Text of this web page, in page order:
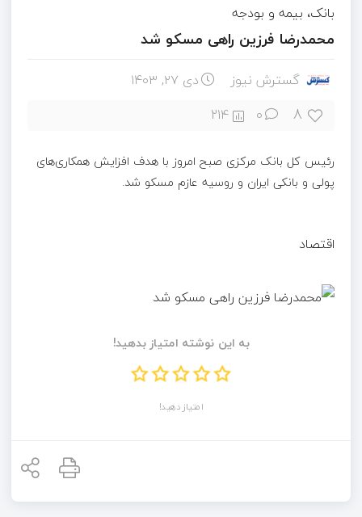
بانک، بیمه و بودجه
محمدرضا فرزین راهی مسکو شد
گسترش نیوز دی ۲۷, ۱۴۰۳
8
0
214
رئیس کل بانک مرکزی صبح امروز با هدف افزایش همکاری‌های
پولی و بانکی ایران و روسیه عازم مسکو شد.
اقتصاد
به این نوشته امتیاز بدهید!
امتیاز دهید!